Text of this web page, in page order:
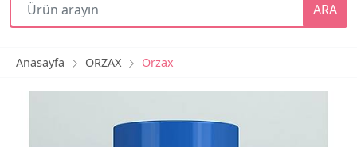
ARA
Anasayfa ORZAX Orzax